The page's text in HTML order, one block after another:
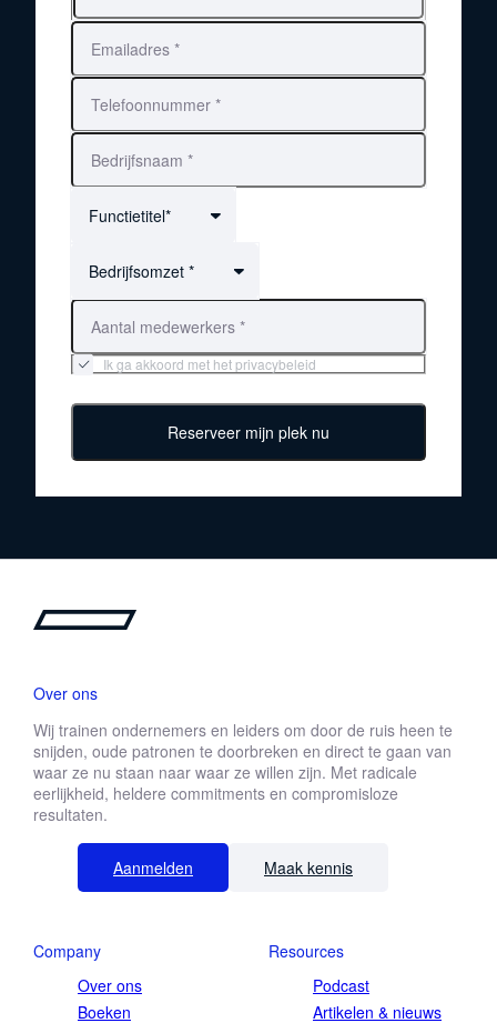
Achternaam
Functietitel*
Bedrijfsomzet *
Ik ga akkoord met het privacybeleid
Reserveer mijn plek nu
Over ons
Wij trainen ondernemers en leiders om door de ruis heen te
snijden, oude patronen te doorbreken en direct te gaan van
waar ze nu staan naar waar ze willen zijn. Met radicale
eerlijkheid, heldere commitments en compromisloze
resultaten.
Aanmelden Maak kennis
Company
Over ons
Boeken
Resources
Podcast
Artikelen & nieuws